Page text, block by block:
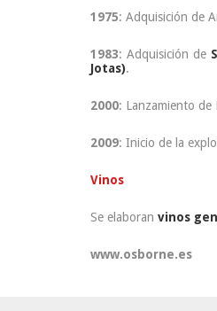
1975: Adquisición de
1983: Adquisición de
Jotas).
2000: Lanzamiento de
2009: Inicio de la
Vinos
Se elaboran vinos
www.osborne.es